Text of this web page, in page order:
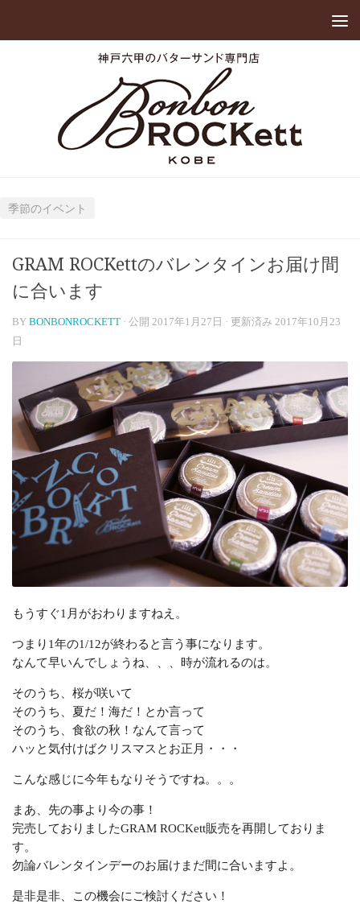
季節のイベント
GRAM ROCKettのバレンタインお届け間
に合います
BY BONBONROCKETT · 公開 2017年1月27日 · 更新済み 2017年10月23
日
もうすぐ1月がおわりますねえ。
つまり1年の1/12が終わると言う事になります。
なんて早いんでしょうね、、、時が流れるのは。
そのうち、桜が咲いて
そのうち、夏だ！海だ！とか言って
そのうち、食欲の秋！なんて言って
ハッと気付けばクリスマスとお正月・・・
こんな感じに今年もなりそうですね。。。
まあ、先の事より今の事！
完売しておりましたGRAM ROCKett販売を再開しておりま
す。
勿論バレンタインデーのお届けまだ間に合いますよ。
是非是非、この機会にご検討ください！